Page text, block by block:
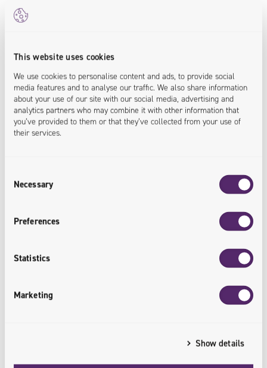
This website uses cookies
We use cookies to personalise content and ads, to provide social
media features and to analyse our traffic. We also share information
about your use of our site with our social media, advertising and
analytics partners who may combine it with other information that
you’ve provided to them or that they’ve collected from your use of
their services.
Selection
Necessary
Preferences
Statistics
Marketing
Show details
Prozessen und die Möglichkeit, neue Produkte schnell auf
den Markt zu bringen.
3. Es ist auch wichtig, eine bessere Personalisierung des
Kundenerlebnisses zu ermöglichen, indem
Märkte, indem es die Verwaltung digitaler Assets in einer
erleichtert.
Marktanforderungen besser zu verstehen, und liefert